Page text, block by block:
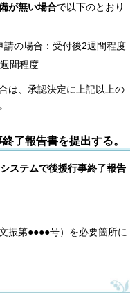
が無い場合で以下のとおり
の場合：受付後2週間程度
間程度
は、承認決定に上記以上の
了報告書を提出する。
ステムで後援行事終了報告
振第●●●●号）を必要箇所に